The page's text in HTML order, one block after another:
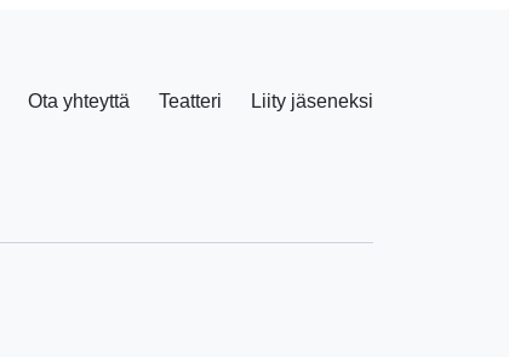
Ota yhteyttä Teatteri Liity jäseneksi